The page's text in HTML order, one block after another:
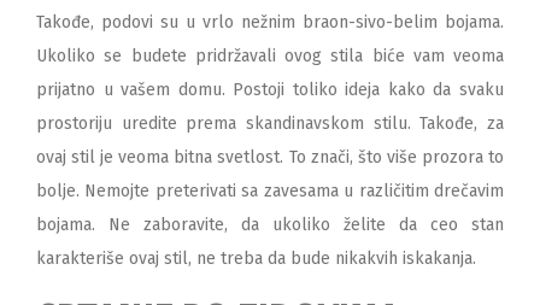
Takođe, podovi su u vrlo nežnim braon-sivo-belim bojama.
Ukoliko se budete pridržavali ovog stila biće vam veoma
prijatno u vašem domu. Postoji toliko ideja kako da svaku
prostoriju uredite prema skandinavskom stilu. Takođe, za
ovaj stil je veoma bitna svetlost. To znači, što više prozora to
bolje. Nemojte preterivati sa zavesama u različitim drečavim
bojama. Ne zaboravite, da ukoliko želite da ceo stan
karakteriše ovaj stil, ne treba da bude nikakvih iskakanja.